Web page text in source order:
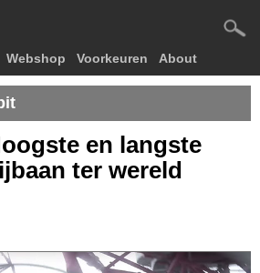
Webshop Voorkeuren About
en langste
ter wereld